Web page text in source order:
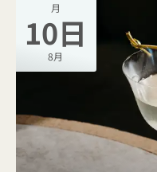
月
10日
8月